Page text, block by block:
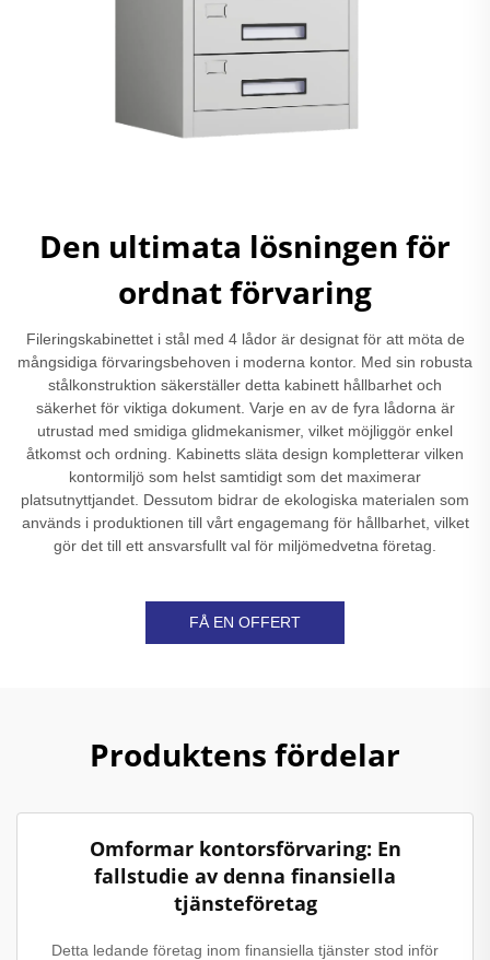
Den ultimata lösningen för
ordnat förvaring
Fileringskabinettet i stål med 4 lådor är designat för att möta de
mångsidiga förvaringsbehoven i moderna kontor. Med sin robusta
stålkonstruktion säkerställer detta kabinett hållbarhet och
säkerhet för viktiga dokument. Varje en av de fyra lådorna är
utrustad med smidiga glidmekanismer, vilket möjliggör enkel
åtkomst och ordning. Kabinetts släta design kompletterar vilken
kontormiljö som helst samtidigt som det maximerar
platsutnyttjandet. Dessutom bidrar de ekologiska materialen som
används i produktionen till vårt engagemang för hållbarhet, vilket
gör det till ett ansvarsfullt val för miljömedvetna företag.
FÅ EN OFFERT
Produktens fördelar
Omformar kontorsförvaring: En
fallstudie av denna finansiella
tjänsteföretag
Detta ledande företag inom finansiella tjänster stod inför